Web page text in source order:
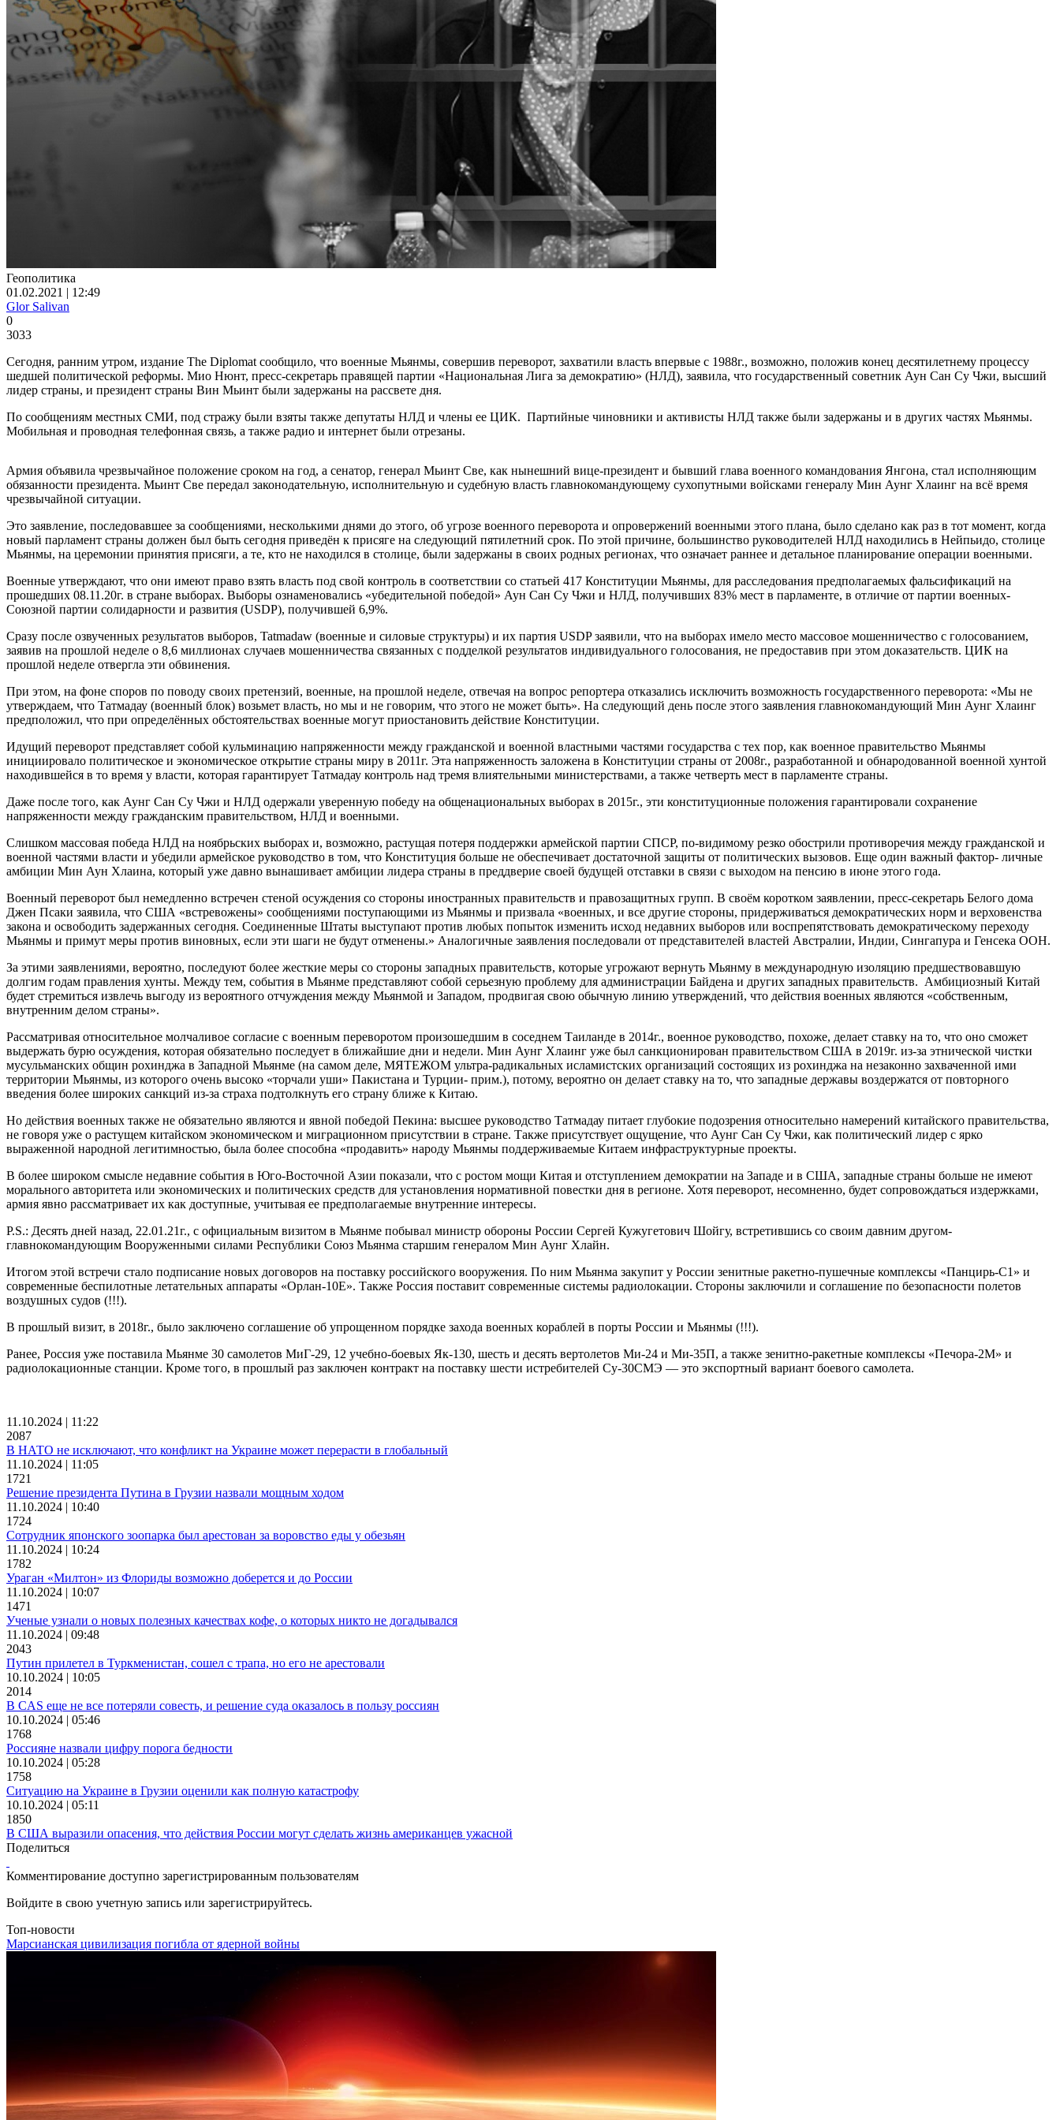
Геополитика
01.02.2021 | 12:49
Glor Salivan
0
3033
Сегодня, ранним утром, издание The Diplomat сообщило, что военные Мьянмы, совершив переворот, захватили власть впервые с 1988г., возможно, положив конец десятилетнему процессу
шедшей политической реформы. Мио Нюнт, пресс-секретарь правящей партии «Национальная Лига за демократию» (НЛД), заявила, что государственный советник Аун Сан Су Чжи, высший
лидер страны, и президент страны Вин Мьинт были задержаны на рассвете дня.
По сообщениям местных СМИ, под стражу были взяты также депутаты НЛД и члены ее ЦИК. Партийные чиновники и активисты НЛД также были задержаны и в других частях Мьянмы.
Мобильная и проводная телефонная связь, а также радио и интернет были отрезаны.
Армия объявила чрезвычайное положение сроком на год, а сенатор, генерал Мьинт Све, как нынешний вице-президент и бывший глава военного командования Янгона, стал исполняющим
обязанности президента. Мьинт Све передал законодательную, исполнительную и судебную власть главнокомандующему сухопутными войсками генералу Мин Аунг Хлаинг на всё время
чрезвычайной ситуации.
Это заявление, последовавшее за сообщениями, несколькими днями до этого, об угрозе военного переворота и опровержений военными этого плана, было сделано как раз в тот момент, когда
новый парламент страны должен был быть сегодня приведён к присяге на следующий пятилетний срок. По этой причине, большинство руководителей НЛД находились в Нейпьидо, столице
Мьянмы, на церемонии принятия присяги, а те, кто не находился в столице, были задержаны в своих родных регионах, что означает раннее и детальное планирование операции военными.
Военные утверждают, что они имеют право взять власть под свой контроль в соответствии со статьей 417 Конституции Мьянмы, для расследования предполагаемых фальсификаций на
прошедших 08.11.20г. в стране выборах. Выборы ознаменовались «убедительной победой» Аун Сан Су Чжи и НЛД, получивших 83% мест в парламенте, в отличие от партии военных-
Союзной партии солидарности и развития (USDP), получившей 6,9%.
Сразу после озвученных результатов выборов, Tatmadaw (военные и силовые структуры) и их партия USDP заявили, что на выборах имело место массовое мошенничество с голосованием,
заявив на прошлой неделе о 8,6 миллионах случаев мошенничества связанных с подделкой результатов индивидуального голосования, не предоставив при этом доказательств. ЦИК на
прошлой неделе отвергла эти обвинения.
При этом, на фоне споров по поводу своих претензий, военные, на прошлой неделе, отвечая на вопрос репортера отказались исключить возможность государственного переворота: «Мы не
утверждаем, что Татмадау (военный блок) возьмет власть, но мы и не говорим, что этого не может быть». На следующий день после этого заявления главнокомандующий Мин Аунг Хлаинг
предположил, что при определённых обстоятельствах военные могут приостановить действие Конституции.
Идущий переворот представляет собой кульминацию напряженности между гражданской и военной властными частями государства с тех пор, как военное правительство Мьянмы
инициировало политическое и экономическое открытие страны миру в 2011г. Эта напряженность заложена в Конституции страны от 2008г., разработанной и обнародованной военной хунтой
находившейся в то время у власти, которая гарантирует Татмадау контроль над тремя влиятельными министерствами, а также четверть мест в парламенте страны.
Даже после того, как Аунг Сан Су Чжи и НЛД одержали уверенную победу на общенациональных выборах в 2015г., эти конституционные положения гарантировали сохранение
напряженности между гражданским правительством, НЛД и военными.
Слишком массовая победа НЛД на ноябрьских выборах и, возможно, растущая потеря поддержки армейской партии СПСР, по-видимому резко обострили противоречия между гражданской и
военной частями власти и убедили армейское руководство в том, что Конституция больше не обеспечивает достаточной защиты от политических вызовов. Еще один важный фактор- личные
амбиции Мин Аун Хлаина, который уже давно вынашивает амбиции лидера страны в преддверие своей будущей отставки в связи с выходом на пенсию в июне этого года.
Военный переворот был немедленно встречен стеной осуждения со стороны иностранных правительств и правозащитных групп. В своём коротком заявлении, пресс-секретарь Белого дома
Джен Псаки заявила, что США «встревожены» сообщениями поступающими из Мьянмы и призвала «военных, и все другие стороны, придерживаться демократических норм и верховенства
закона и освободить задержанных сегодня. Соединенные Штаты выступают против любых попыток изменить исход недавних выборов или воспрепятствовать демократическому переходу
Мьянмы и примут меры против виновных, если эти шаги не будут отменены.» Аналогичные заявления последовали от представителей властей Австралии, Индии, Сингапура и Генсека ООН.
За этими заявлениями, вероятно, последуют более жесткие меры со стороны западных правительств, которые угрожают вернуть Мьянму в международную изоляцию предшествовавшую
долгим годам правления хунты. Между тем, события в Мьянме представляют собой серьезную проблему для администрации Байдена и других западных правительств. Амбициозный Китай
будет стремиться извлечь выгоду из вероятного отчуждения между Мьянмой и Западом, продвигая свою обычную линию утверждений, что действия военных являются «собственным,
внутренним делом страны».
Рассматривая относительное молчаливое согласие с военным переворотом произошедшим в соседнем Таиланде в 2014г., военное руководство, похоже, делает ставку на то, что оно сможет
выдержать бурю осуждения, которая обязательно последует в ближайшие дни и недели. Мин Аунг Хлаинг уже был санкционирован правительством США в 2019г. из-за этнической чистки
мусульманских общин рохинджа в Западной Мьянме (на самом деле, МЯТЕЖОМ ультра-радикальных исламистских организаций состоящих из рохинджа на незаконно захваченной ими
территории Мьянмы, из которого очень высоко «торчали уши» Пакистана и Турции- прим.), потому, вероятно он делает ставку на то, что западные державы воздержатся от повторного
введения более широких санкций из-за страха подтолкнуть его страну ближе к Китаю.
Но действия военных также не обязательно являются и явной победой Пекина: высшее руководство Татмадау питает глубокие подозрения относительно намерений китайского правительства,
не говоря уже о растущем китайском экономическом и миграционном присутствии в стране. Также присутствует ощущение, что Аунг Сан Су Чжи, как политический лидер с ярко
выраженной народной легитимностью, была более способна «продавить» народу Мьянмы поддерживаемые Китаем инфраструктурные проекты.
В более широком смысле недавние события в Юго-Восточной Азии показали, что с ростом мощи Китая и отступлением демократии на Западе и в США, западные страны больше не имеют
морального авторитета или экономических и политических средств для установления нормативной повестки дня в регионе. Хотя переворот, несомненно, будет сопровождаться издержками,
армия явно рассматривает их как доступные, учитывая ее предполагаемые внутренние интересы.
P.S.: Десять дней назад, 22.01.21г., с официальным визитом в Мьянме побывал министр обороны России Сергей Кужугетович Шойгу, встретившись со своим давним другом-
главнокомандующим Вооруженными силами Республики Союз Мьянма старшим генералом Мин Аунг Хлайн.
Итогом этой встречи стало подписание новых договоров на поставку российского вооружения. По ним Мьянма закупит у России зенитные ракетно-пушечные комплексы «Панцирь-С1» и
современные беспилотные летательных аппараты «Орлан-10Е». Также Россия поставит современные системы радиолокации. Стороны заключили и соглашение по безопасности полетов
воздушных судов (!!!).
В прошлый визит, в 2018г., было заключено соглашение об упрощенном порядке захода военных кораблей в порты России и Мьянмы (!!!).
Ранее, Россия уже поставила Мьянме 30 самолетов МиГ-29, 12 учебно-боевых Як-130, шесть и десять вертолетов Ми-24 и Ми-35П, а также зенитно-ракетные комплексы «Печора-2М» и
радиолокационные станции. Кроме того, в прошлый раз заключен контракт на поставку шести истребителей Су-30СМЭ — это экспортный вариант боевого самолета.
11.10.2024 | 11:22
2087
В НАТО не исключают, что конфликт на Украине может перерасти в глобальный
11.10.2024 | 11:05
1721
Решение президента Путина в Грузии назвали мощным ходом
11.10.2024 | 10:40
1724
Сотрудник японского зоопарка был арестован за воровство еды у обезьян
11.10.2024 | 10:24
1782
Ураган «Милтон» из Флориды возможно доберется и до России
11.10.2024 | 10:07
1471
Ученые узнали о новых полезных качествах кофе, о которых никто не догадывался
11.10.2024 | 09:48
2043
Путин прилетел в Туркменистан, сошел с трапа, но его не арестовали
10.10.2024 | 10:05
2014
В CAS еще не все потеряли совесть, и решение суда оказалось в пользу россиян
10.10.2024 | 05:46
1768
Россияне назвали цифру порога бедности
10.10.2024 | 05:28
1758
Ситуацию на Украине в Грузии оценили как полную катастрофу
10.10.2024 | 05:11
1850
В США выразили опасения, что действия России могут сделать жизнь американцев ужасной
Поделиться
Комментирование доступно зарегистрированным пользователям
Войдите в свою учетную запись или зарегистрируйтесь.
Топ-новости
Марсианская цивилизация погибла от ядерной войны